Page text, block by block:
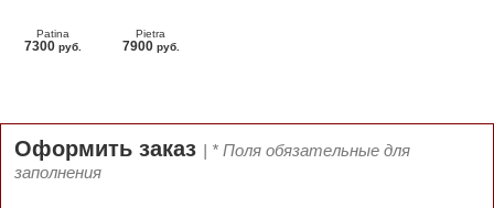
Patina
7300 руб.
Pietra
7900 руб.
Оформить заказ | * Поля обязательные для
заполнения